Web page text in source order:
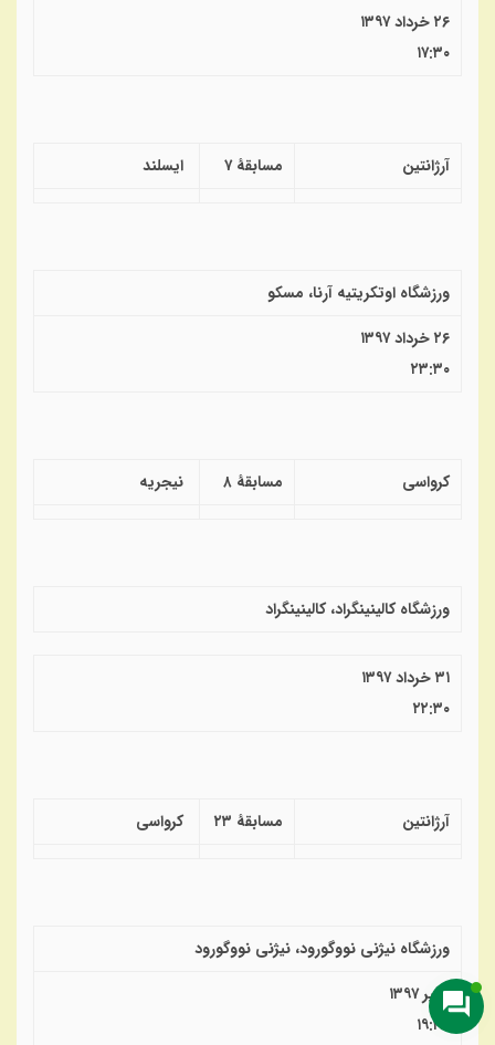
۲۶ خرداد ۱۳۹۷
۱۷:۳۰
آرژانتین مسابقهٔ ۷ ایسلند
ورزشگاه اوتکریتیه آرنا، مسکو
۲۶ خرداد ۱۳۹۷
۲۳:۳۰
کرواسی مسابقهٔ ۸ نیجریه
ورزشگاه کالینینگراد، کالینینگراد
۳۱ خرداد ۱۳۹۷
۲۲:۳۰
آرژانتین مسابقهٔ ۲۳ کرواسی
ورزشگاه نیژنی نووگورود، نیژنی نووگورود
۱ تیر ۱۳۹۷
۱۹:۳۰